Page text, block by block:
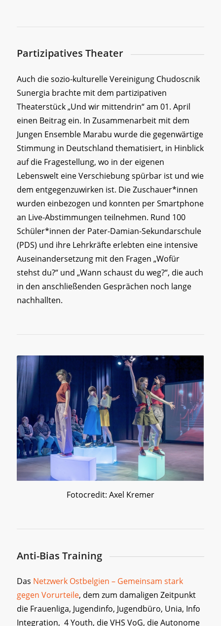
Partizipatives Theater
Auch die sozio-kulturelle Vereinigung Chudoscnik
Sunergia brachte mit dem partizipativen
Theaterstück „Und wir mittendrin“ am 01. April
einen Beitrag ein. In Zusammenarbeit mit dem
Jungen Ensemble Marabu wurde die gegenwärtige
Stimmung in Deutschland thematisiert, in Hinblick
auf die Fragestellung, wo in der eigenen
Lebenswelt eine Verschiebung spürbar ist und wie
dem entgegenzuwirken ist. Die Zuschauer*innen
wurden einbezogen und konnten per Smartphone
an Live-Abstimmungen teilnehmen. Rund 100
Schüler*innen der Pater-Damian-Sekundarschule
(PDS) und ihre Lehrkräfte erlebten eine intensive
Auseinandersetzung mit den Fragen „Wofür
stehst du?“ und „Wann schaust du weg?“, die auch
in den anschließenden Gesprächen noch lange
nachhallten.
Fotocredit: Axel Kremer
Anti-Bias Training
Das Netzwerk Ostbelgien – Gemeinsam stark
gegen Vorurteile, dem zum damaligen Zeitpunkt
die Frauenliga, Jugendinfo, Jugendbüro, Unia, Info
Integration, 4 Youth, die VHS VoG, die Autonome